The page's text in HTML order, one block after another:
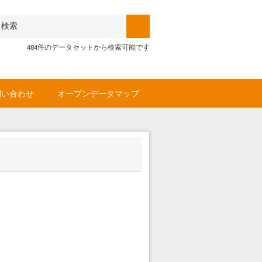
484件のデータセットから検索可能です
合わせ オープンデータマップ